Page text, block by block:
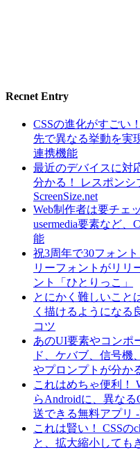
Recnet Entry
CSSの進化がすごい
先で異なる挙動を実
連携機能
最近のデバイスに対
分かる！ レスポン
ScreenSize.net
Web制作者は要チェ
usermedia要素など、
能
祝3周年で30フォン
リーフォントがリリ
ント「ひとりっこ」
とにかく難しいこと
く描けるようになる
コツ
あのUI要素やコンポ
ド、ケバブ、信号機
やプロンプトが分か
これはめちゃ便利！
らAndroidに、異な
送できる無料アプリ -
これは賢い！ CSSの
と、拡大縮小しても